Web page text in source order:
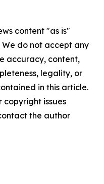
content "as is"
do not accept any
accuracy, content,
legality, or
in this article.
copyright issues
the author